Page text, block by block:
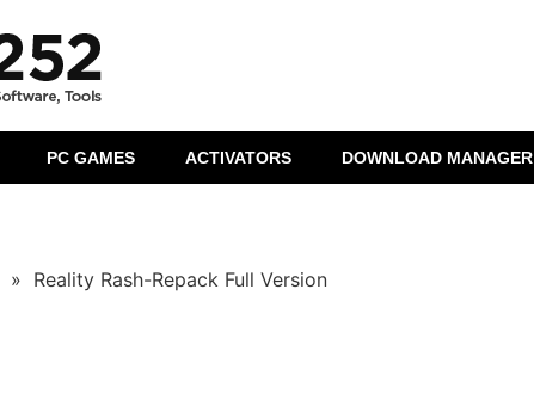
PC GAMES ACTIVATORS DOWNLOAD MANAGER
» Reality Rash-Repack Full Version